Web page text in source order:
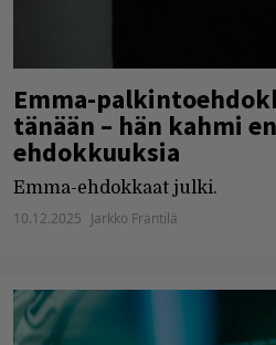
Emma-
tänään – hän kahmi
ehdokkuuksia
Emma-ehdokkaat julki.
10.12.2025 Jarkko Fräntilä